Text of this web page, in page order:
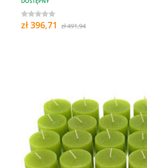
zł 396,71 zł 491,94